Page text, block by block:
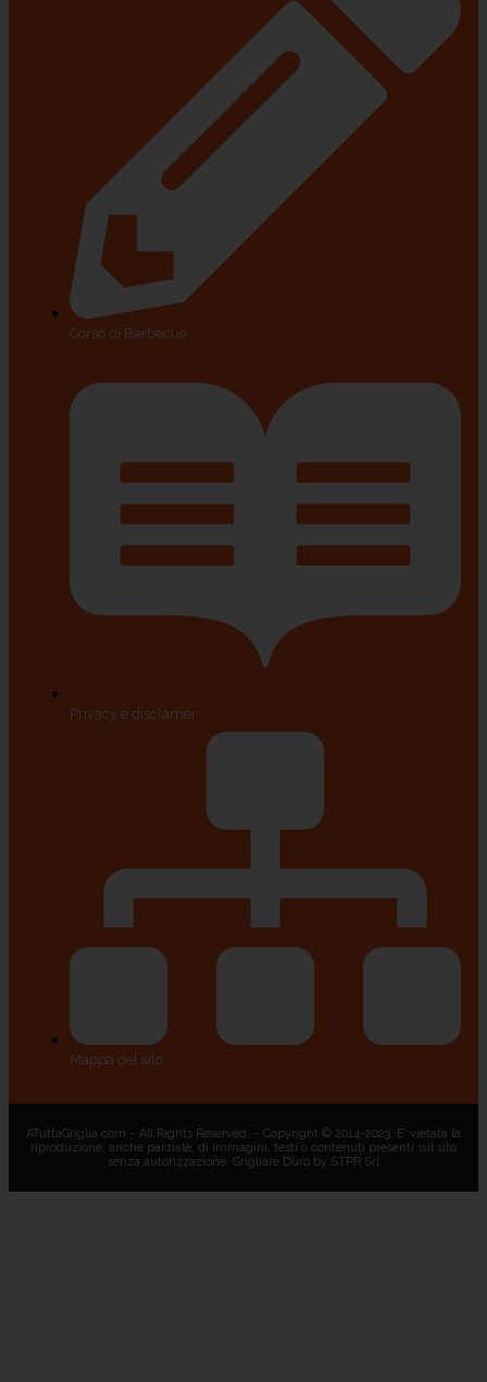
Corso di Barbecue
Privacy e disclamer
Mappa del sito
ATuttaGriglia.com – All Rights Reserved. – Copyright © 2014-2023. E’ vietata la
riproduzione, anche parziale, di immagini, testi o contenuti presenti sul sito
senza autorizzazione. Grigliare Duro by STPR Srl